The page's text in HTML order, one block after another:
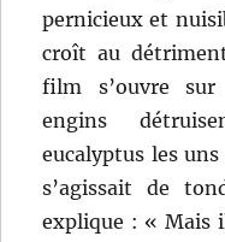
pernicieux et
croît au
film s’ouvre sur
engins
eucalyptus les
s’agissait de
explique : « Mais